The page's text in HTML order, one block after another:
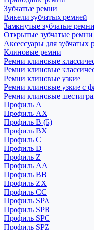
Зубчатые ремни
Викели зубчатых ремней
Замкнутые зубчатые ремни
Открытые зубчатые ремни
Аксессуары для зубчатых
Клиновые ремни
Ремни клиновые
Ремни клиновые
Ремни клиновые узкие
Ремни клиновые узкие с
Ремни клиновые
Профиль A
Профиль AX
Профиль B (Б)
Профиль BX
Профиль C
Профиль D
Профиль Z
Профиль АА
Профиль BB
Профиль ZX
Профиль CC
Профиль SPA
Профиль SPB
Профиль SPC
Профиль SPZ